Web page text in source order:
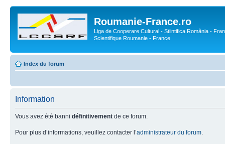
Roumanie-France.ro
Liga de Cooperare Cultural - Stiintifica România -
Scientifique Roumanie - France
Index du forum
Information
Vous avez été banni définitivement de ce forum.
Pour plus d’informations, veuillez contacter l’administrateur du forum